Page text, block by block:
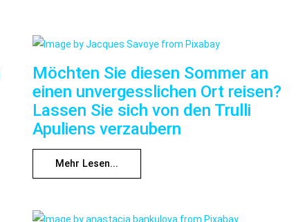
Möchten Sie diesen Sommer an
einen unvergesslichen Ort reisen?
Lassen Sie sich von den Trulli
Apuliens verzaubern
Mehr Lesen...